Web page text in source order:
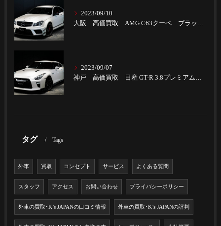
2023/09/10
大阪 高価買取 AMG C63クーペ ブラックSパフォーマンス
2023/09/07
神戸 高価買取 日産 GT-R 3.8プレミアムエディション
タグ Tags
外車 買取 コンセプト サービス よくある質問
スタッフ アクセス お問い合わせ プライバシーポリシー
外車の買取･K’s JAPANの口コミ情報 外車の買取･K’s JAPANの評判